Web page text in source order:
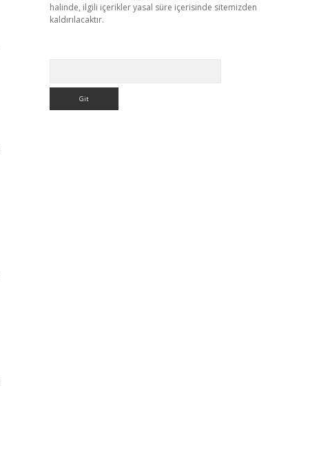
halinde, ilgili içerikler yasal süre içerisinde sitemizden
kaldırılacaktır.